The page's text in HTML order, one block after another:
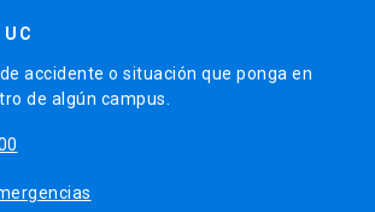
accidente o situación que ponga en
de algún campus.